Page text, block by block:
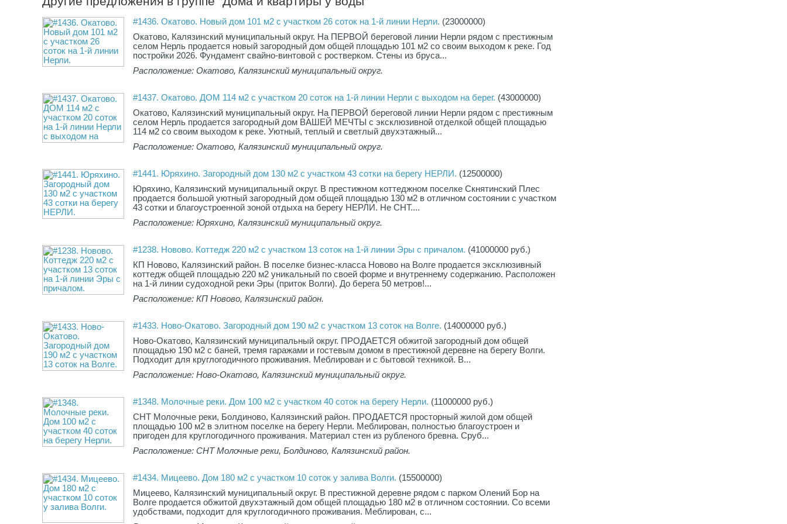
#1436. Окатово. Новый дом 101 м2 с участком 26 соток на 1-й линии Нерли. (23000000)
Окатово, Калязинский муниципальный округ. На ПЕРВОЙ береговой линии Нерли рядом с престижным
селом Нерль продается новый загородный дом общей площадью 101 м2 со своим выходом к реке. Год
постройки 2026. Фундамент свайно-винтовой с ростверком. Стены из бруса...
Расположение: Окатово, Калязинский муниципальный округ.
#1437. Окатово. ДОМ 114 м2 с участком 20 соток на 1-й линии Нерли с выходом на берег. (43000000)
Окатово, Калязинский муниципальный округ. На ПЕРВОЙ береговой линии Нерли рядом с престижным
селом Нерль продается загородный дом ВАШЕЙ МЕЧТЫ с эксклюзивной отделкой общей площадью
114 м2 со своим выходом к реке. Уютный, теплый и светлый двухэтажный...
Расположение: Окатово, Калязинский муниципальный округ.
#1441. Юряхино. Загородный дом 130 м2 с участком 43 сотки на берегу НЕРЛИ. (12500000)
Юряхино, Калязинский муниципальный округ. В престижном коттеджном поселке Скнятинский Плес
продается большой уютный загородный дом общей площадью 130 м2 в отличном состоянии с участком
43 сотки и благоустроенной зоной отдыха на берегу НЕРЛИ. Не СНТ....
Расположение: Юряхино, Калязинский муниципальный округ.
#1238. Новово. Коттедж 220 м2 с участком 13 соток на 1-й линии Эры с причалом. (41000000 руб.)
КП Новово, Калязинский район. В поселке бизнес-класса Новово на Волге продается эксклюзивный
коттедж общей площадью 220 м2 уникальный по своей форме и внутреннему содержанию. Расположен
на 1-й линии судоходной реки Эры (приток Волги). До берега 50 метров!...
Расположение: КП Новово, Калязинский район.
#1433. Ново-Окатово. Загородный дом 190 м2 с участком 13 соток на Волге. (14000000 руб.)
Ново-Окатово, Калязинский муниципальный округ. ПРОДАЕТСЯ обжитой загородный дом общей
площадью 190 м2 с баней, тремя гаражами и гостевым домом в престижной деревне на берегу Волги.
Подходит для круглогодичного проживания. Меблирован и с бытовой техникой. В...
Расположение: Ново-Окатово, Калязинский муниципальный округ.
#1348. Молочные реки. Дом 100 м2 с участком 40 соток на берегу Нерли. (11000000 руб.)
СНТ Молочные реки, Болдиново, Калязинский район. ПРОДАЕТСЯ просторный жилой дом общей
площадью 100 м2 в элитном поселке на берегу Нерли. Меблирован, полностью благоустроен и
пригоден для круглогодичного проживания. Материал стен из рубленого бревна. Сруб...
Расположение: СНТ Молочные реки, Болдиново, Калязинский район.
#1434. Мицеево. Дом 180 м2 с участком 10 соток у залива Волги. (15500000)
Мицеево, Калязинский муниципальный округ. В престижной деревне рядом с парком Олений Бор на
Волге продается обжитой двухэтажный дом общей площадью 180 м2 в отличном состоянии. Со всеми
удобствами, подходит для круглогодичного проживания. Меблирован, с...